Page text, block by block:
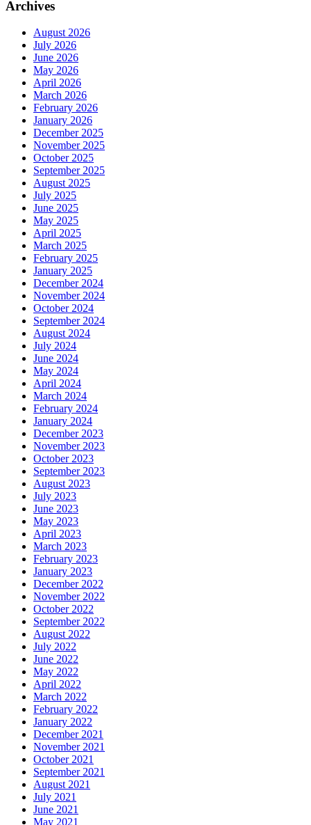
Archives
August 2026
July 2026
June 2026
May 2026
April 2026
March 2026
February 2026
January 2026
December 2025
November 2025
October 2025
September 2025
August 2025
July 2025
June 2025
May 2025
April 2025
March 2025
February 2025
January 2025
December 2024
November 2024
October 2024
September 2024
August 2024
July 2024
June 2024
May 2024
April 2024
March 2024
February 2024
January 2024
December 2023
November 2023
October 2023
September 2023
August 2023
July 2023
June 2023
May 2023
April 2023
March 2023
February 2023
January 2023
December 2022
November 2022
October 2022
September 2022
August 2022
July 2022
June 2022
May 2022
April 2022
March 2022
February 2022
January 2022
December 2021
November 2021
October 2021
September 2021
August 2021
July 2021
June 2021
May 2021